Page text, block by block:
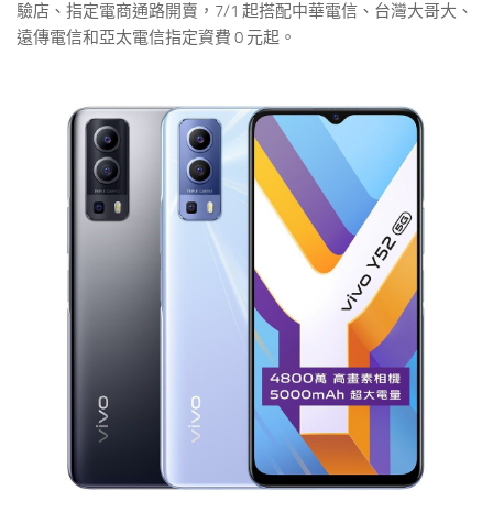
驗店、指定電商通路開賣，7/1 起搭配中華電信、台灣大哥大、
遠傳電信和亞太電信指定資費 0 元起。